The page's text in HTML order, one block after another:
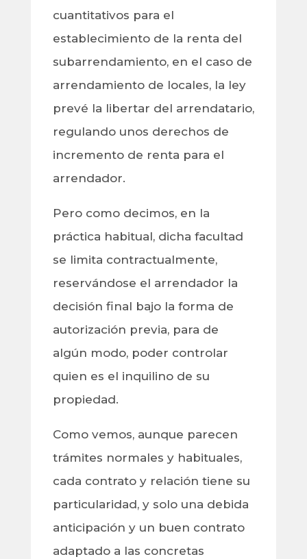
cuantitativos para el
establecimiento de la renta del
subarrendamiento, en el caso de
arrendamiento de locales, la ley
prevé la libertar del arrendatario,
regulando unos derechos de
incremento de renta para el
arrendador.
Pero como decimos, en la
práctica habitual, dicha facultad
se limita contractualmente,
reservándose el arrendador la
decisión final bajo la forma de
autorización previa, para de
algún modo, poder controlar
quien es el inquilino de su
propiedad.
Como vemos, aunque parecen
trámites normales y habituales,
cada contrato y relación tiene su
particularidad, y solo una debida
anticipación y un buen contrato
adaptado a las concretas